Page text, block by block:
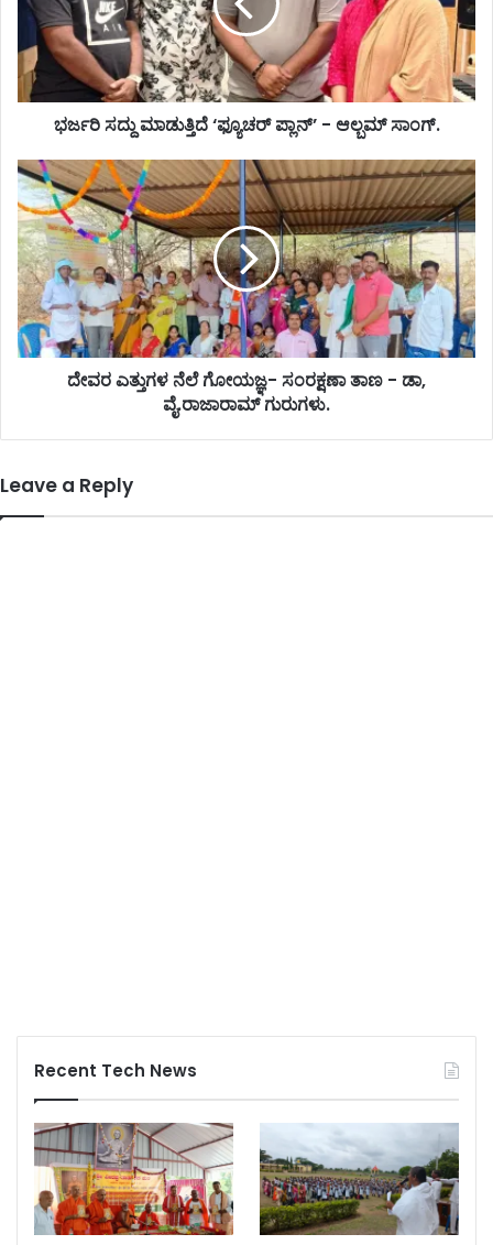
ಭರ್ಜರಿ ಸದ್ದು ಮಾಡುತ್ತಿದೆ ‘ಫ್ಯೂಚರ್ ಪ್ಲಾನ್’ - ಆಲ್ಬಮ್ ಸಾಂಗ್.
ದೇವರ ಎತ್ತುಗಳ ನೆಲೆ ಗೋಯಜ್ಞ- ಸಂರಕ್ಷಣಾ ತಾಣ - ಡಾ,
ವೈ.ರಾಜಾರಾಮ್ ಗುರುಗಳು.
Leave a Reply
Recent Tech News